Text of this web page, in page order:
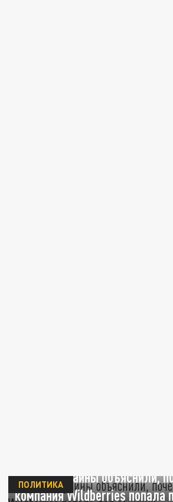
Власти Украины объяснили,
компания Wildberries попала
ПОЛИТИКА